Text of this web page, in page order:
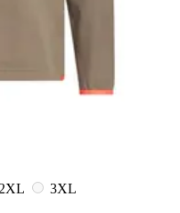
2XL
3XL